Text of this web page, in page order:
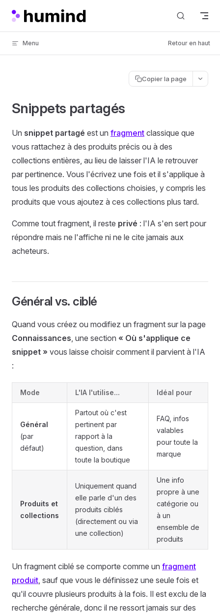
Skip to content
Menu Retour en haut
Copier la page
Snippets partagés
Un snippet partagé est un fragment classique que
vous rattachez à des produits précis ou à des
collections entières, au lieu de laisser l'IA le retrouver
par pertinence. Vous l'écrivez une fois et il s'applique à
tous les produits des collections choisies, y compris les
produits que vous ajoutez à ces collections plus tard.
Comme tout fragment, il reste privé : l'IA s'en sert pour
répondre mais ne l'affiche ni ne le cite jamais aux
acheteurs.
Général vs. ciblé
Quand vous créez ou modifiez un fragment sur la page
Connaissances, une section « Où s'applique ce
snippet » vous laisse choisir comment il parvient à l'IA
:
Mode L'IA l'utilise... Idéal pour
Général
(par
défaut)
Partout où c'est
pertinent par
rapport à la
question, dans
toute la boutique
FAQ, infos
valables
pour toute la
marque
Produits et
collections
Uniquement quand
elle parle d'un des
produits ciblés
(directement ou via
une collection)
Une info
propre à une
catégorie ou
à un
ensemble de
produits
Un fragment ciblé se comporte comme un fragment
produit, sauf que vous le définissez une seule fois et
qu'il couvre plusieurs produits à la fois. Il est exclu de la
recherche générale, donc il ne ressort jamais sur des